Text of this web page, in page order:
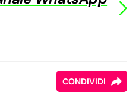
CONDIVIDI